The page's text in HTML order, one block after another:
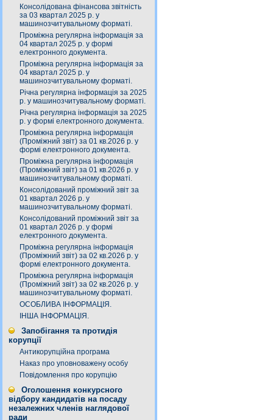
Консолідована фінансова звітність
за 03 квартал 2025 р. у
машинозчитувальному форматі.
Проміжна регулярна інформація за
04 квартал 2025 р. у формі
електронного документа.
Проміжна регулярна інформація за
04 квартал 2025 р. у
машинозчитувальному форматі.
Річна регулярна інформація за 2025
р. у машинозчитувальному форматі.
Річна регулярна інформація за 2025
р. у формі електронного документа.
Проміжна регулярна інформація
(Проміжний звіт) за 01 кв.2026 р. у
формі електронного документа.
Проміжна регулярна інформація
(Проміжний звіт) за 01 кв.2026 р. у
машинозчитувальному форматі.
Консолідований проміжний звіт за
01 квартал 2026 р. у
машинозчитувальному форматі.
Консолідований проміжний звіт за
01 квартал 2026 р. у формі
електронного документа.
Проміжна регулярна інформація
(Проміжний звіт) за 02 кв.2026 р. у
формі електронного документа.
Проміжна регулярна інформація
(Проміжний звіт) за 02 кв.2026 р. у
машинозчитувальному форматі.
ОСОБЛИВА ІНФОРМАЦІЯ.
ІНША ІНФОРМАЦІЯ.
Запобігання та протидія
корупції
Антикорупційна програма
Наказ про уповноважену особу
Повідомлення про корупцію
Оголошення конкурсного
відбору кандидатів на посаду
незалежних членів наглядової
ради